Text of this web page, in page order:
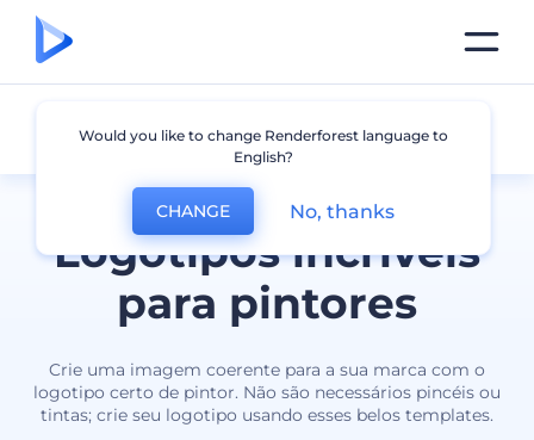
Logotipos incríveis
para pintores
Crie uma imagem coerente para a sua marca com o
logotipo certo de pintor. Não são necessários pincéis ou
tintas; crie seu logotipo usando esses belos templates.
Pintor
Would you like to change Renderforest language to
English?
CHANGE No, thanks